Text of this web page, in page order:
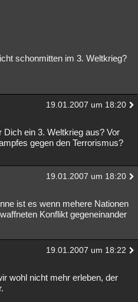
schonmitten im 3. Weltkrieg?
19.01.2007 um 18:20
ein 3. Weltkrieg aus? Vor
gegen den Terrorismus?
19.01.2007 um 18:20
ist es wenn mehere Nationen
Konflikt gegeneinander
19.01.2007 um 18:22
wohl nicht mehr erleben, der